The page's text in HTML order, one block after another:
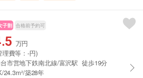
子割 合格前予約可
万円
理費等：-円)
市営地下鉄南北線/富沢駅 徒歩19分
24.3m²/築28年